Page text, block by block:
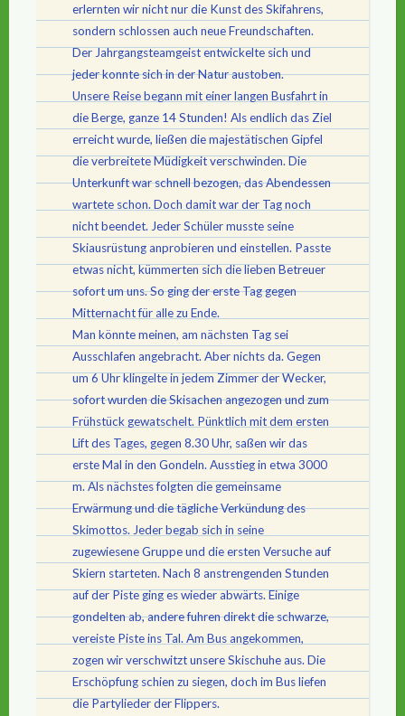
erlernten wir nicht nur die Kunst des Skifahrens,
sondern schlossen auch neue Freundschaften.
Der Jahrgangsteamgeist entwickelte sich und
jeder konnte sich in der Natur austoben.
Unsere Reise begann mit einer langen Busfahrt in
die Berge, ganze 14 Stunden! Als endlich das Ziel
erreicht wurde, ließen die majestätischen Gipfel
die verbreitete Müdigkeit verschwinden. Die
Unterkunft war schnell bezogen, das Abendessen
wartete schon. Doch damit war der Tag noch
nicht beendet. Jeder Schüler musste seine
Skiausrüstung anprobieren und einstellen. Passte
etwas nicht, kümmerten sich die lieben Betreuer
sofort um uns. So ging der erste Tag gegen
Mitternacht für alle zu Ende.
Man könnte meinen, am nächsten Tag sei
Ausschlafen angebracht. Aber nichts da. Gegen
um 6 Uhr klingelte in jedem Zimmer der Wecker,
sofort wurden die Skisachen angezogen und zum
Frühstück gewatschelt. Pünktlich mit dem ersten
Lift des Tages, gegen 8.30 Uhr, saßen wir das
erste Mal in den Gondeln. Ausstieg in etwa 3000
m. Als nächstes folgten die gemeinsame
Erwärmung und die tägliche Verkündung des
Skimottos. Jeder begab sich in seine
zugewiesene Gruppe und die ersten Versuche auf
Skiern starteten. Nach 8 anstrengenden Stunden
auf der Piste ging es wieder abwärts. Einige
gondelten ab, andere fuhren direkt die schwarze,
vereiste Piste ins Tal. Am Bus angekommen,
zogen wir verschwitzt unsere Skischuhe aus. Die
Erschöpfung schien zu siegen, doch im Bus liefen
die Partylieder der Flippers.